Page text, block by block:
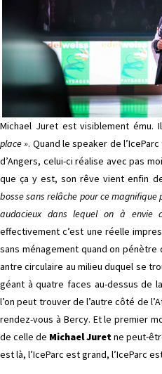
Michael Juret est visiblement ému.
place ». Quand le speaker de
d’Angers, celui-ci réalise avec pas
que ça y est, son rêve vient enfin
bosse sans relâche pour ce
audacieux dans lequel on à envie
effectivement c’est une réelle
sans ménagement quand on
antre circulaire au milieu duquel se
géant à quatre faces au-dessus de
l’on peut trouver de l’autre côté de
rendez-vous à Bercy. Et le premier
de celle de Michael Juretne peut-
est là, l’IceParc est grand, l’IceParc